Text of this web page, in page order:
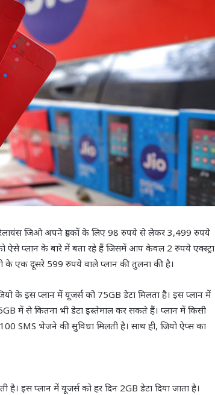
जिओ अपने ग्रहकों के लिए 98 रुपये से लेकर 3,499 रुपये
प्लान के बारे में बता रहे हैं जिसमें आप केवल 2 रुपये एक्स्ट्रा
के एक दूसरे 599 रुपये वाले प्लान की तुलना की है।
के इस प्लान में यूजर्स को 75GB डेटा मिलता है। इस प्लान में
में से कितना भी डेटा इस्तेमाल कर सकते हैं। प्लान में किसी
SMS भेजने की सुविधा मिलती है। साथ ही, जियो ऐप्स का
है। इस प्लान में यूजर्स को हर दिन 2GB डेटा दिया जाता है।